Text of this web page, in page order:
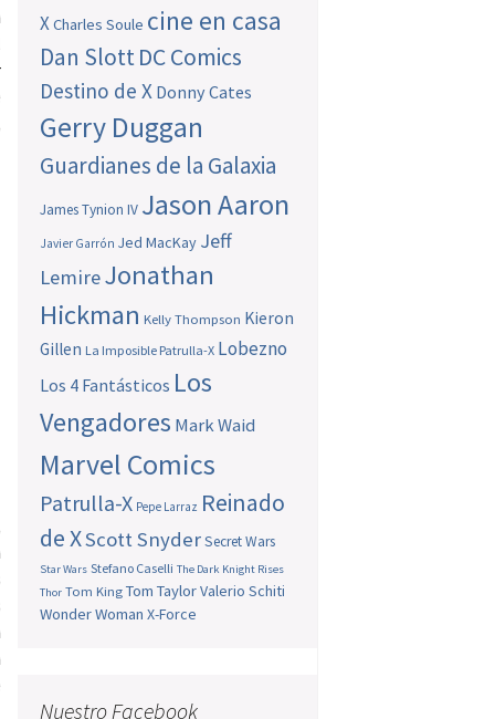
XCharles Soule cine en casa
Dan SlottDC Comics
Destino de X Donny Cates
Gerry Duggan
Guardianes de la Galaxia
James Tynion IV Jason Aaron
Javier Garrón Jed MacKay Jeff
LemireJonathan
Hickman Kelly Thompson Kieron
Gillen La Imposible Patrulla-X Lobezno
Los 4 Fantásticos Los
Vengadores Mark Waid
Marvel Comics
Patrulla-X Pepe Larraz Reinado
de XScott SnyderSecret Wars
Star Wars Stefano Caselli The Dark Knight Rises
Thor Tom King Tom TaylorValerio Schiti
Wonder Woman X-Force
Nuestro Facebook